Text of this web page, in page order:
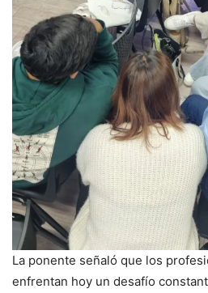
La ponente señaló que los
enfrentan hoy un desafío